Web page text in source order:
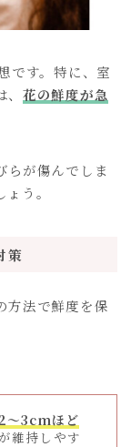
です。特に、室
花の鮮度が急
らが傷んでしま
う。
策
方法で鮮度を保
～3cmほど
維持しやす